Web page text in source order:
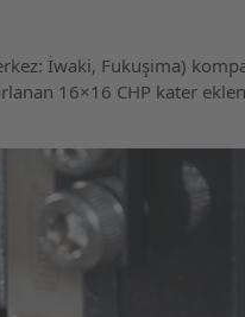
İwaki, Fukuşima)
16×16 CHP kater